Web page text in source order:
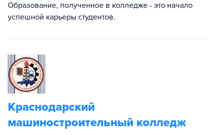
Образование, полученное в колледже - это начало
успешной карьеры студентов.
Краснодарский
машиностроительный колледж